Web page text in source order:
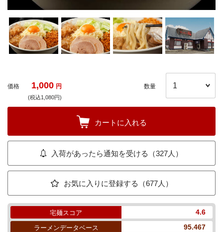
価格 1,000 円
(税込1,080円)
数量
カートに入れる
入荷があったら通知を受ける（327人）
お気に入りに登録する（677人）
宅麺スコア 4.6
ラーメンデータベース 95.467